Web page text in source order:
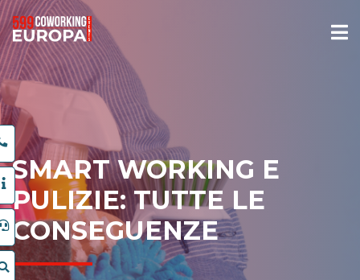
SMART WORKING E
PULIZIE: TUTTE LE
CONSEGUENZE